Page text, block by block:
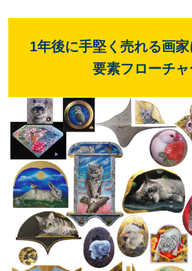
1年後に手堅く売れる画
要素フローチャ